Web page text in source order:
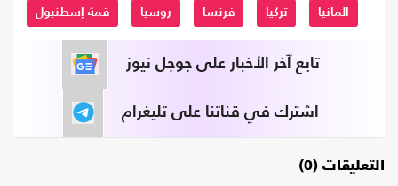
المانيا تركيا فرنسا روسيا قمة إسطنبول
تابع آخر الأخبار على جوجل نيوز
اشترك في قناتنا على تليغرام
التعليقات (0)